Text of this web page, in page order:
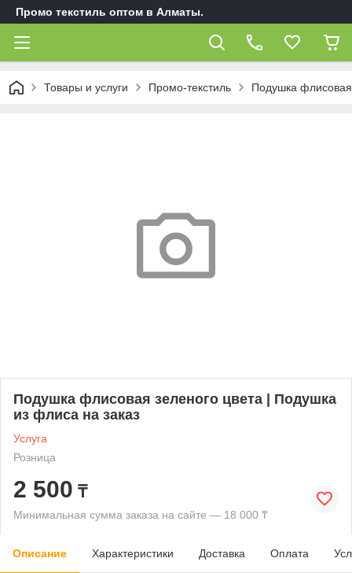
Промо текстиль оптом в Алматы.
Товары и услуги Промо-текстиль Подушка
Подушка флисовая зеленого цвета | Подушка
из флиса на заказ
Услуга
Розница
2 500 ₸
Минимальная сумма заказа на сайте — 18 000 ₸
Описание Характеристики Доставка Оплата